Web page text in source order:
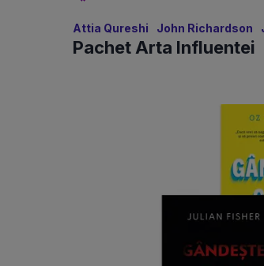
Attia Qureshi John Richardson
Pachet Arta Influentei